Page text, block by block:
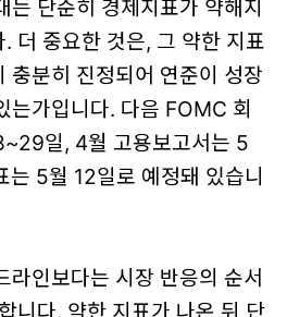
는 단순히 경제지표가 약해지
더 중요한 것은, 그 약한 지표
충분히 진정되어 연준이 성장
는가입니다. 다음 FOMC 회
일 , 4월 고용보고서는 5
는 5월 12일로 예정돼 있습니
라인보다는 시장 반응의 순서
니다. 약한 지표가 나온 뒤 단